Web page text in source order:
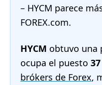
– HYCM parece
FOREX.com.
HYCM obtuvo una
ocupa el puesto 37
brókers de Forex,